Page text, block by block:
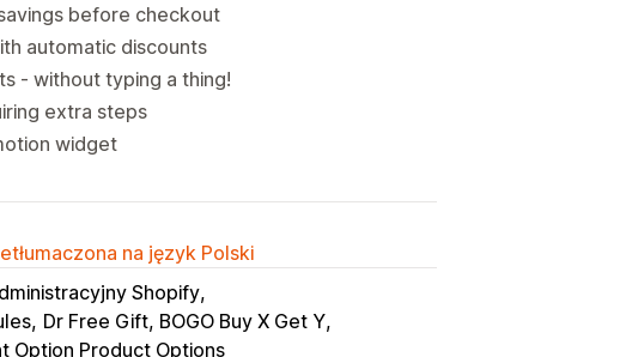
before checkout
automatic discounts
- without typing a thing!
extra steps
widget
na język Polski
Shopify
Dr Free Gift, BOGO Buy X Get Y
Option Product Options